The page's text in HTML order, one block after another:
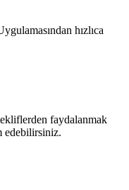
hızlıca
faydalanmak
edebilirsiniz.